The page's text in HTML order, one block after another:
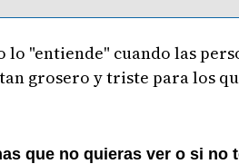
"entiende" cuando las
grosero y triste para los
que no quieras ver o si no